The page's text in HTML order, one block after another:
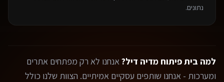
נתונים.
למה בית פיתוח מדיה דיל?אנחנו לא רק מפתחים אתרים
ומערכות - אנחנו שותפים עסקיים אמיתיים. הצוות שלנו כולל